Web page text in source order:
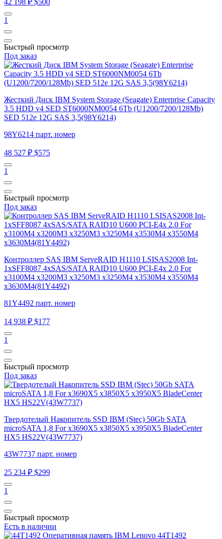
1
Быстрый просмотр
Под заказ
Жесткий Диск IBM System Storage (Seagate) Enterprise Capacity
3.5 HDD v4 SED ST6000NM0054 6Tb (U1200/7200/128Mb)
SED 512e 12G SAS 3,5(98Y6214)
98Y6214 парт. номер
48 527 ₽ $575
1
Быстрый просмотр
Под заказ
Контроллер SAS IBM ServeRAID H1110 LSISAS2008 Int-
1xSFF8087 4xSAS/SATA RAID10 U600 PCI-E4x 2.0 For
x3100M4 x3200M3 x3250M3 x3250M4 x3530M4 x3550M4
x3630M4(81Y4492)
81Y4492 парт. номер
14 938 ₽ $177
1
Быстрый просмотр
Под заказ
Твердотелый Накопитель SSD IBM (Stec) 50Gb SATA
microSATA 1,8 For x3690X5 x3850X5 x3950X5 BladeCenter
HX5 HS22V(43W7737)
43W7737 парт. номер
25 234 ₽ $299
1
Быстрый просмотр
Есть в наличии